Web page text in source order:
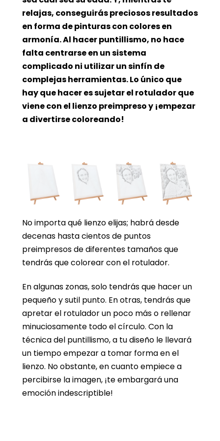
relajas, conseguirás preciosos resultados
en forma de pinturas con colores en
armonía. Al hacer puntillismo, no hace
falta centrarse en un sistema
complicado ni utilizar un sinfín de
complejas herramientas. Lo único que
hay que hacer es sujetar el rotulador que
viene con el lienzo preimpreso y ¡empezar
a divertirse coloreando!
No importa qué lienzo elijas; habrá desde
decenas hasta cientos de puntos
preimpresos de diferentes tamaños que
tendrás que colorear con el rotulador.
En algunas zonas, solo tendrás que hacer un
pequeño y sutil punto. En otras, tendrás que
apretar el rotulador un poco más o rellenar
minuciosamente todo el círculo. Con la
técnica del puntillismo, a tu diseño le llevará
un tiempo empezar a tomar forma en el
lienzo. No obstante, en cuanto empiece a
percibirse la imagen, ¡te embargará una
emoción indescriptible!